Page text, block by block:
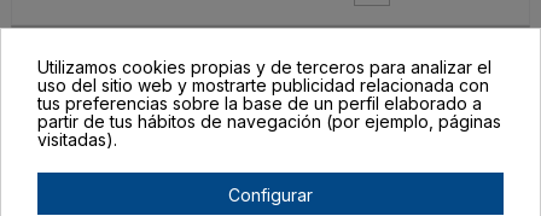
Utilizamos cookies propias y de terceros para analizar el
uso del sitio web y mostrarte publicidad relacionada con
tus preferencias sobre la base de un perfil elaborado a
partir de tus hábitos de navegación (por ejemplo, páginas
visitadas).
Configurar